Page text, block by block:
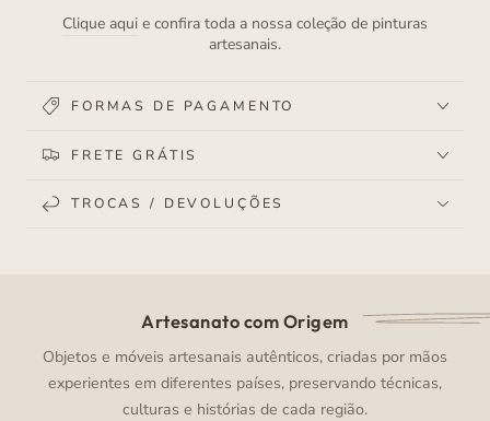
Clique aqui e confira toda a nossa coleção de pinturas
artesanais.
FORMAS DE PAGAMENTO
FRETE GRÁTIS
TROCAS / DEVOLUÇÕES
Artesanato com Origem
Objetos e móveis artesanais autênticos, criadas por mãos
experientes em diferentes países, preservando técnicas,
culturas e histórias de cada região.